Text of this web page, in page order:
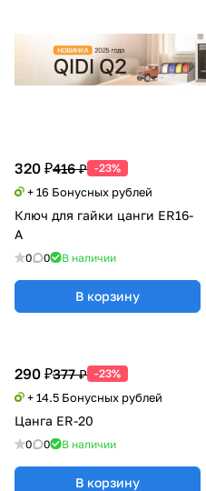
320 ₽416 ₽ -23%
+ 16 Бонусных рублей
Ключ для гайки цанги ER16-
A
0 0 В наличии
В корзину
290 ₽377 ₽ -23%
+ 14.5 Бонусных рублей
Цанга ER-20
0 0 В наличии
В корзину